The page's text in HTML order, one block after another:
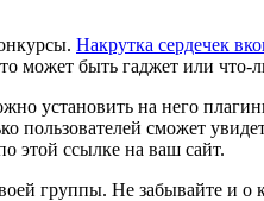
Накрутка сердечек
может быть гаджет или что-
установить на него
пользователей сможет
этой ссылке на ваш сайт.
группы. Не забывайте и